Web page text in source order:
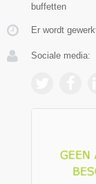
buffetten
Er wordt
Sociale media: